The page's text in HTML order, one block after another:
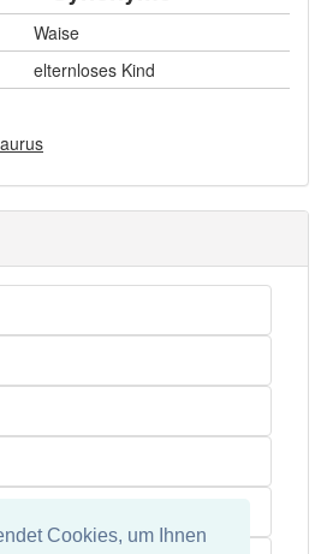
Cookies, um Ihnen
Waise
elternloses Kind